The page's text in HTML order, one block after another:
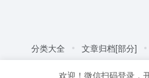
分类大全 文章归档[部分]
欢迎！微信扫码登录，